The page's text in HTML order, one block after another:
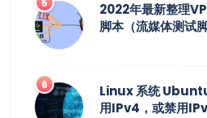
2022年最新整理
脚本（流媒体测试脚
Linux 系统
用IPv4，或禁用